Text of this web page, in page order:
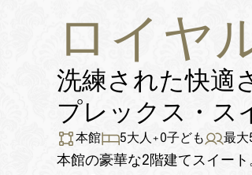
ロイヤ
洗練された快適
プレックス・ス
本館 5大人+0子ども 最大
本館の豪華な2階建てスイー